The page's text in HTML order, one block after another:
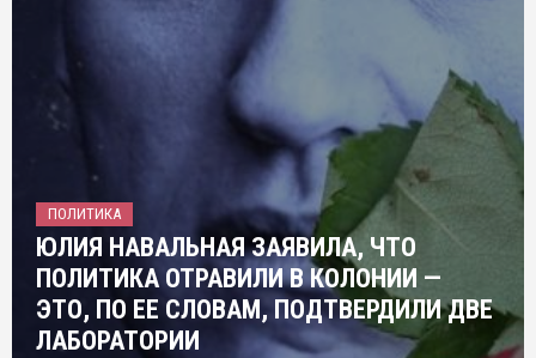
ПОЛИТИКА
ЮЛИЯ НАВАЛЬНАЯ ЗАЯВИЛА, ЧТО
ПОЛИТИКА ОТРАВИЛИ В КОЛОНИИ —
ЭТО, ПО ЕЕ СЛОВАМ, ПОДТВЕРДИЛИ ДВЕ
ЛАБОРАТОРИИ